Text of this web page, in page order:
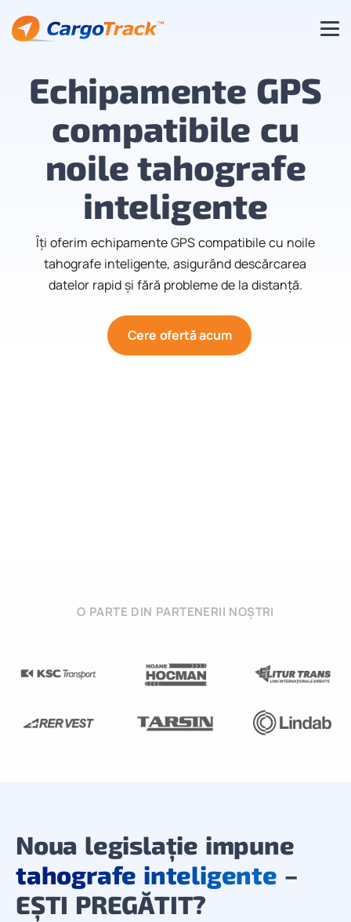
Echipamente GPS
compatibile cu
noile tahografe
inteligente
Îți oferim echipamente GPS compatibile cu noile
tahografe inteligente, asigurând descărcarea
datelor rapid și fără probleme de la distanță.
Cere ofertă acum
O PARTE DIN PARTENERII NOȘTRI
Noua legislație impune
tahografe inteligente –
EȘTI PREGĂTIT?